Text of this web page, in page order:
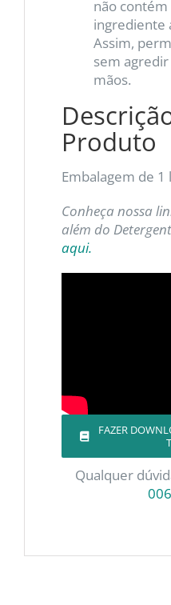
não
ingrediente
Assim,
sem
mãos.
Produto
Embalagem de 1
Conheça nossa
além do
aqui.
FAZER
Qualquer